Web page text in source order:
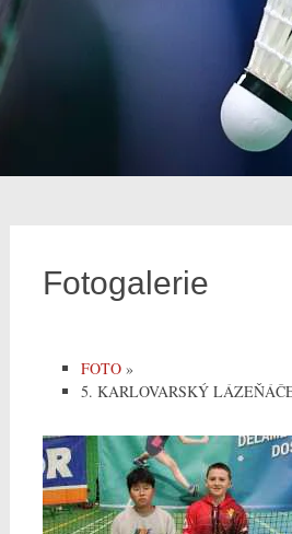
Fotogalerie
FOTO »
5. KARLOVARSKÝ